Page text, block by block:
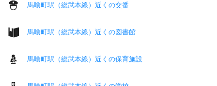
馬喰町駅（総武本線）近くの交番
馬喰町駅（総武本線）近くの図書館
馬喰町駅（総武本線）近くの保育施設